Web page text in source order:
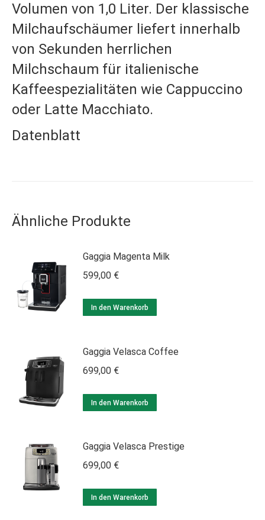
Volumen von 1,0 Liter. Der klassische
Milchaufschäumer liefert innerhalb
von Sekunden herrlichen
Milchschaum für italienische
Kaffeespezialitäten wie Cappuccino
oder Latte Macchiato.
Datenblatt
Ähnliche Produkte
Gaggia Magenta Milk
599,00 €
In den Warenkorb
Gaggia Velasca Coffee
699,00 €
In den Warenkorb
Gaggia Velasca Prestige
699,00 €
In den Warenkorb